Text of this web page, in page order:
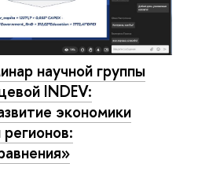
научной группы
INDEV:
экономики